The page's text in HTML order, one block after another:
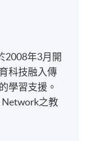
2008年3月開
科技融入傳
學習支援。
Network之教